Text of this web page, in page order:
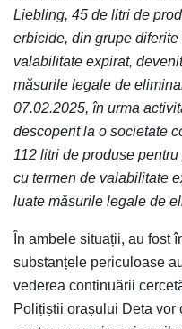
Liebling, 45 de litri de
erbicide, din grupe
valabilitate expirat,
măsurile legale de
07.02.2025, în urma
descoperit la o societate
112 litri de produse
cu termen de valabilitate
luate măsurile legale de
În ambele situații, au fost
substanțele periculoase
vederea continuării
Polițiștii orașului Deta